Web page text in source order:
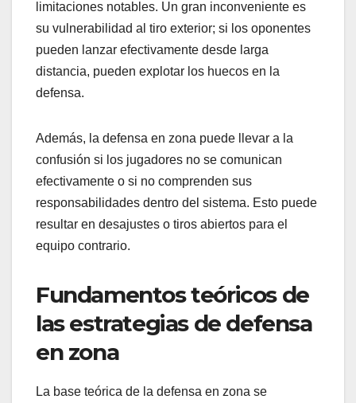
limitaciones notables. Un gran inconveniente es
su vulnerabilidad al tiro exterior; si los oponentes
pueden lanzar efectivamente desde larga
distancia, pueden explotar los huecos en la
defensa.
Además, la defensa en zona puede llevar a la
confusión si los jugadores no se comunican
efectivamente o si no comprenden sus
responsabilidades dentro del sistema. Esto puede
resultar en desajustes o tiros abiertos para el
equipo contrario.
Fundamentos teóricos de
las estrategias de defensa
en zona
La base teórica de la defensa en zona se